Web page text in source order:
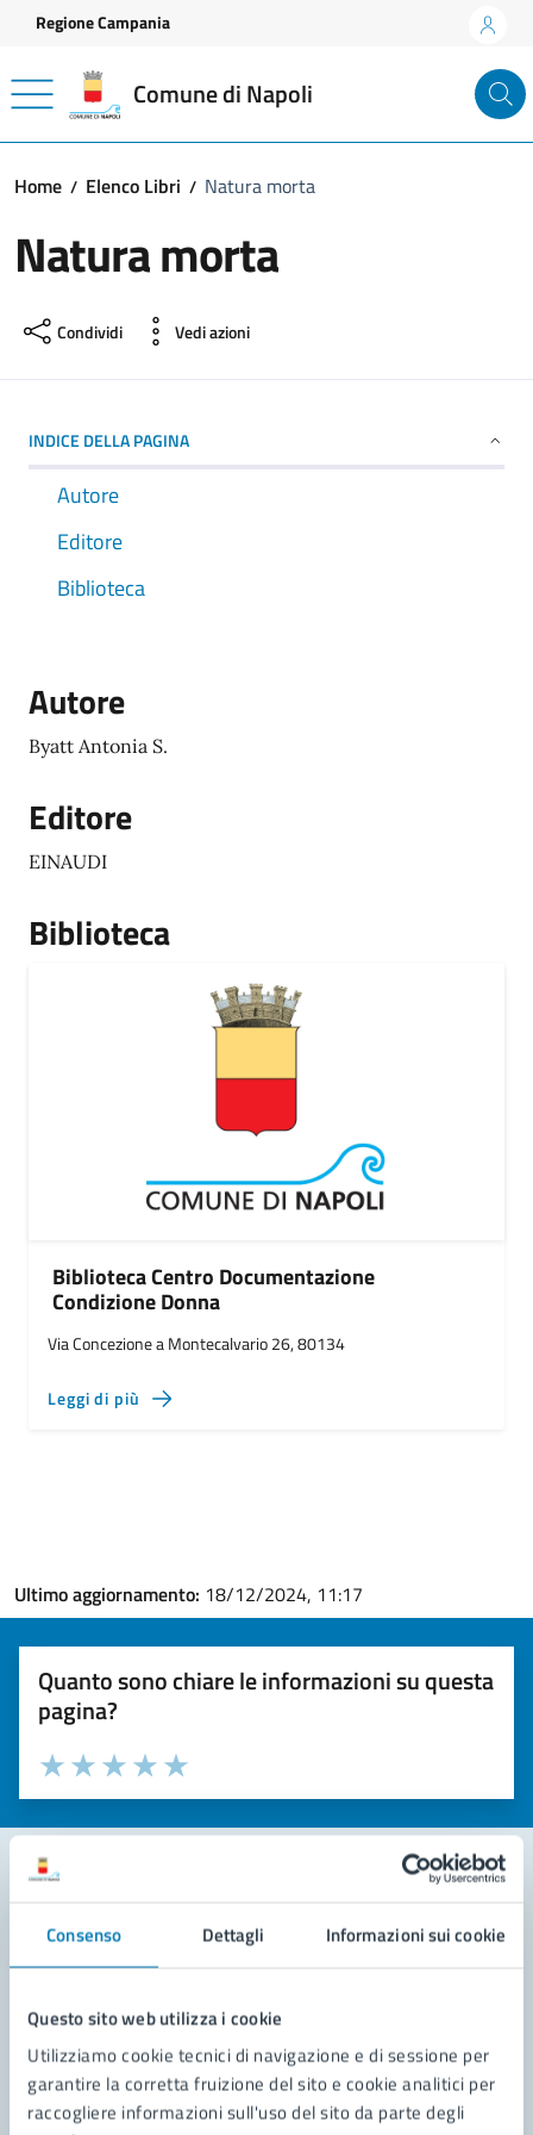
Consenso Dettagli Informazioni sui cookie
Questo sito web utilizza i cookie
Utilizziamo cookie tecnici di navigazione e di sessione per
garantire la corretta fruizione del sito e cookie analitici per
raccogliere informazioni sull'uso del sito da parte degli
Vai ai contenuti
Vai al footer
Regione Campania
Comune di Napoli
Home Elenco Libri Natura morta
Natura morta
Condividi Vedi azioni
INDICE DELLA PAGINA
Autore
Editore
Biblioteca
Autore
Byatt Antonia S.
Editore
EINAUDI
Biblioteca
Biblioteca Centro Documentazione
Condizione Donna
Via Concezione a Montecalvario 26, 80134
Leggi di più
Ultimo aggiornamento: 18/12/2024, 11:17
Quanto sono chiare le informazioni su questa
pagina?
Valuta la chiarezza delle informazioni (da 1 a 5 stelle)
Seleziona il numero di stelle per valutare la chiarezza delle
Valuta 5 stelle su 5
Valuta 4 stelle su 5
Valuta 3 stelle su 5
Valuta 2 stelle su 5
Valuta 1 stelle su 5
Contatta il comune
Leggi le domande frequenti
Richiedi assistenza
Prenota appuntamento